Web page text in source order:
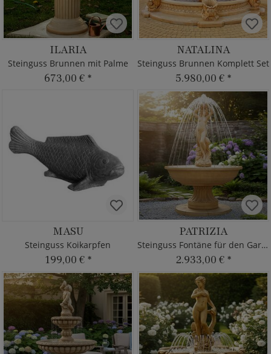
ILARIA
Steinguss Brunnen mit Palme
673,00 € *
NATALINA
Steinguss Brunnen Komplett Set
5.980,00 € *
MASU
Steinguss Koikarpfen
199,00 € *
PATRIZIA
Steinguss Fontäne für den Garten
2.933,00 € *